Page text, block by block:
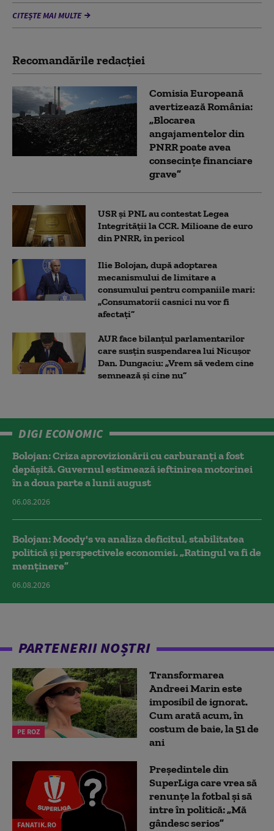
CITEȘTE MAI MULTE
Recomandările redacţiei
Comisia Europeană
avertizează România:
„Blocarea
angajamentelor din
PNRR poate avea
consecințe financiare
grave”
USR și PNL au contestat Legea
Integrității la CCR. Milioane de euro
din PNRR, în pericol
Ilie Bolojan, după adoptarea
mecanismului de limitare a
consumului pentru companiile mari:
„Consumatorii casnici nu vor fi
afectați”
AUR face bilanțul parlamentarilor
care susțin suspendarea lui Nicușor
Dan. Dungaciu: „Vrem să vedem cine
semnează și cine nu”
DIGI ECONOMIC
Bolojan: Criza aprovizionării cu carburanți a fost
depășită. Guvernul estimează ieftinirea motorinei
în a doua parte a lunii august
06.08.2026
Bolojan: Moody's va analiza deficitul, stabilitatea
politică și perspectivele economiei. „Ratingul va fi de
menținere”
06.08.2026
PARTENERII NOȘTRI
PE ROZ
Transformarea
Andreei Marin este
imposibil de ignorat.
Cum arată acum, în
costum de baie, la 51 de
ani
FANATIK.RO
Președintele din
SuperLiga care vrea să
renunțe la fotbal și să
intre în politică: „Mă
gândesc serios”